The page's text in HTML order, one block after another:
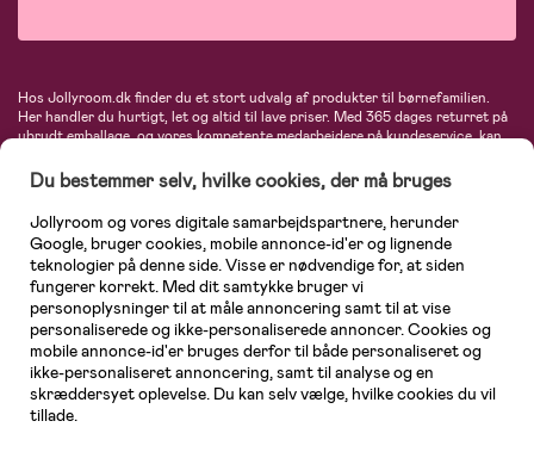
Hos Jollyroom.dk finder du et stort udvalg af produkter til børnefamilien.
Her handler du hurtigt, let og altid til lave priser. Med 365 dages returret på
ubrudt emballage, og vores kompetente medarbejdere på kundeservice, kan
barnevogne, autostole, børne- og babytøj, produkter til gravide og ammende
mødre, indretning og inspiration, legetøj, babyudstyr og meget mere. Vi
tilbyder produkter fra velkendte varemærker som Britax, Maxi-Cosi, Baby
Jogger, BabyBjörn, Didriksons, KidKraft, Ergobaby, Phillips Avent, Neonate,
Cybex, LEGO og mange flere. Kort sagt - et kæmpe sortiment venter på dig!
Du bestemmer selv, hvilke cookies, der må bruges
Jollyroom og vores digitale samarbejdspartnere, herunder
Google, bruger cookies, mobile annonce-id'er og lignende
teknologier på denne side. Visse er nødvendige for, at siden
fungerer korrekt. Med dit samtykke bruger vi
personoplysninger til at måle annoncering samt til at vise
personaliserede og ikke-personaliserede annoncer. Cookies og
mobile annonce-id'er bruges derfor til både personaliseret og
ikke-personaliseret annoncering, samt til analyse og en
skræddersyet oplevelse. Du kan selv vælge, hvilke cookies du vil
tillade.